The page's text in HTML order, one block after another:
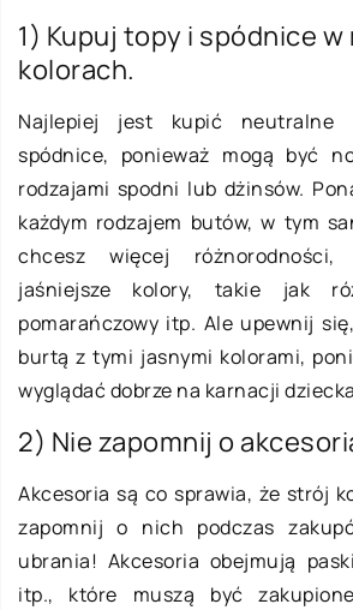
1) Kupuj topy i spódnice
kolorach.
Najlepiej jest kupić neutralne
spódnice, ponieważ mogą być
rodzajami spodni lub dżinsów.
każdym rodzajem butów, w tym
chcesz więcej różnorodności,
jaśniejsze kolory, takie jak
pomarańczowy itp. Ale upewnij
burtą z tymi jasnymi kolorami,
wyglądać dobrze na karnacji
2) Nie zapomnij o
Akcesoria są co sprawia, że strój
zapomnij o nich podczas
ubrania! Akcesoria obejmują
itp., które muszą być